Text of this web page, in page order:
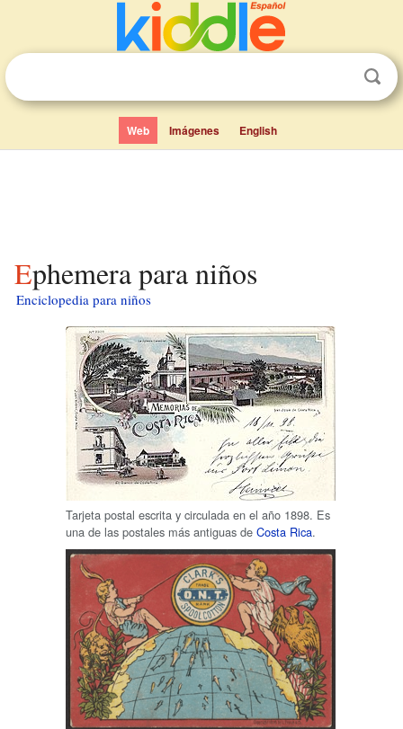
Web Imágenes English
Ephemera para niños
Enciclopedia para niños
Tarjeta postal escrita y circulada en el año 1898. Es
una de las postales más antiguas de Costa Rica.